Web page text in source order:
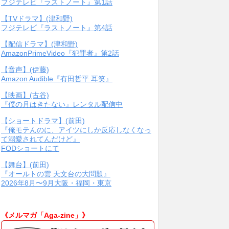
フジテレビ『ラストノート』第1話
【TVドラマ】(津和野)
フジテレビ『ラストノート』第4話
【配信ドラマ】(津和野)
AmazonPrimeVideo『犯罪者』第2話
【音声】(伊藤)
Amazon Audible『有田哲平 耳笑』
【映画】(古谷)
『僕の月はきたない』レンタル配信中
【ショートドラマ】(前田)
『俺モテんのに、アイツにしか反応しなくなっ
て溺愛されてんだけど』
FODショートにて
【舞台】(前田)
『オールトの雲 天文台の大問題』
2026年8月〜9月大阪・福岡・東京
《メルマガ「Aga-zine」》